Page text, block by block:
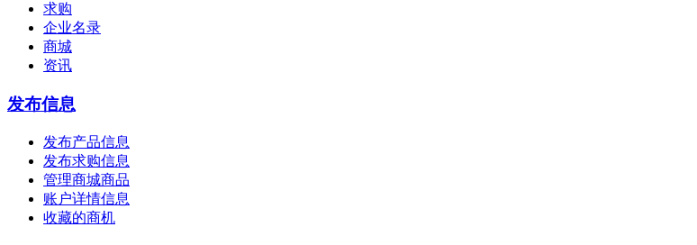
求购
企业名录
商城
资讯
发布信息
发布产品信息
发布求购信息
管理商城商品
账户详情信息
收藏的商机